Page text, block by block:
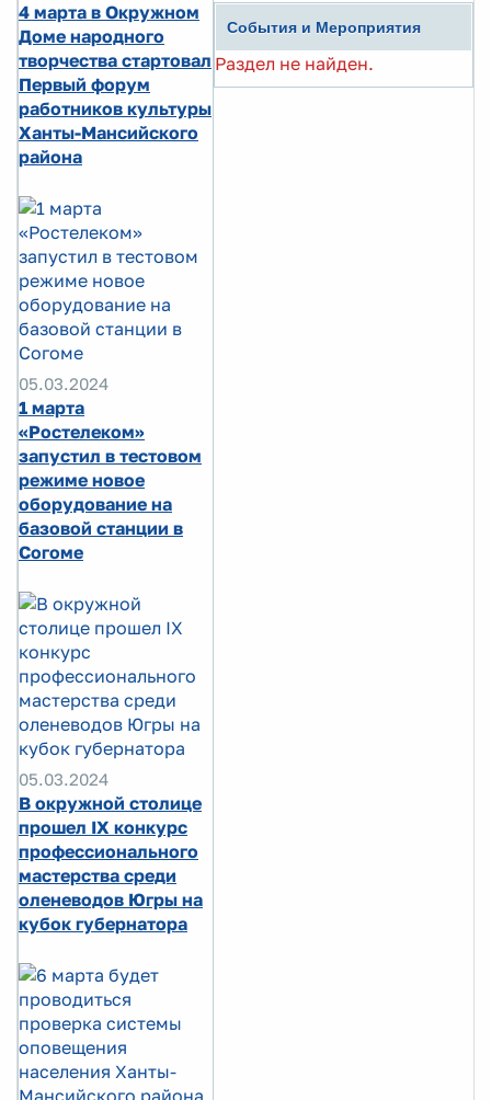
4 марта в Окружном
Доме народного
творчества стартовал
Первый форум
работников культуры
Ханты-Мансийского
района
05.03.2024
1 марта
«Ростелеком»
запустил в тестовом
режиме новое
оборудование на
базовой станции в
Согоме
05.03.2024
В окружной столице
прошел IX конкурс
профессионального
мастерства среди
оленеводов Югры на
кубок губернатора
События и Мероприятия
Раздел не найден.